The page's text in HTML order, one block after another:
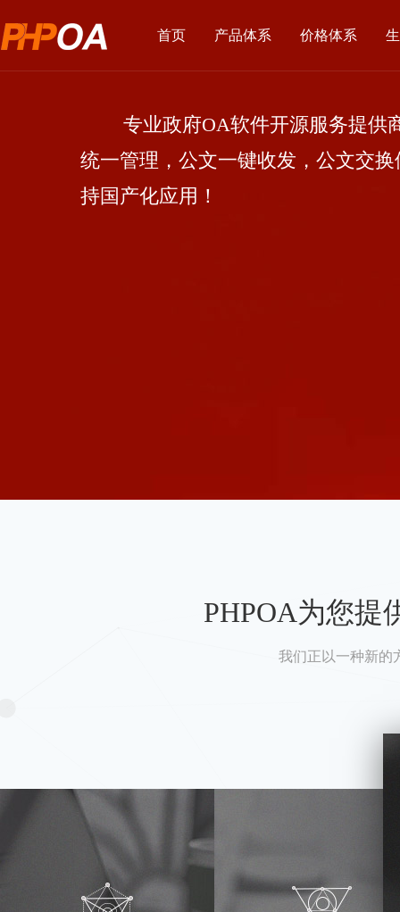
首页 产品体系 价格体系
专业政府OA软件开源服务提供商
统一管理，公文一键收发，公文交
持国产化应用！
PHPOA为您提
我们正以一种新的